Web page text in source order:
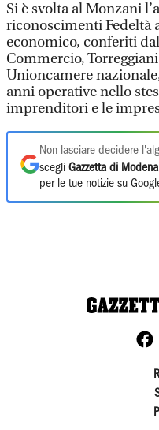
Si è svolta al Monzani
riconoscimenti Fedeltà
economico, conferiti
Commercio,
Unioncamere
anni operative nello
imprenditori e le
Non lasciare decidere
scegli Gazzetta di Modena
per le tue notizie su